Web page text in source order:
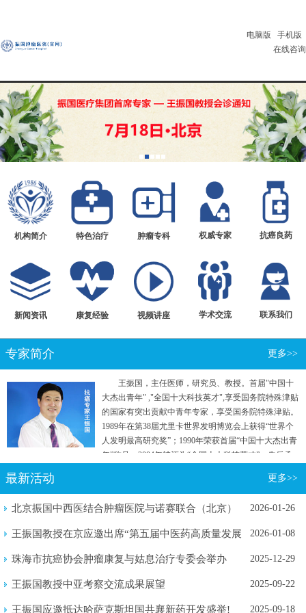
电脑版
手机版
在线咨询
机构简介 特色治疗 肿瘤专科 权威专家 抗癌良药
新闻资讯 康复经验 视频讲座 学术交流 联系我们
专家简介 更多>>
王振国，主任医师，研究员、教授。首届"中国十
大杰出青年" ,"全国十大科技英才",享受国务院特殊津贴
的国家有突出贡献中青年专家，享受国务院特殊津贴。
1989年在第38届尤里卡世界发明博览会上获得“世界个
人发明最高研究奖”；1990年荣获首届“中国十大杰出青
年”称号；2004年被评为“全国十大科技英才”。先后承
项目。曾参加国家行政学院两院院士和专家理论研究
最新活动 更多>>
北京振国中西医结合肿瘤医院与诺赛联合（北京）
2026-01-26
王振国教授在京应邀出席“第五届中医药高质量发展
2026-01-08
珠海市抗癌协会肿瘤康复与姑息治疗专委会举办
2025-12-29
王振国教授中亚考察交流成果展望 2025-09-22
王振国应邀抵达哈萨克斯坦国共襄新药开发盛举! 2025-09-18